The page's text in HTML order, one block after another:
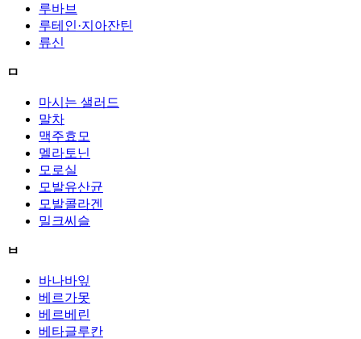
루바브
루테인·지아잔틴
류신
ㅁ
마시는 샐러드
말차
맥주효모
멜라토닌
모로실
모발유산균
모발콜라겐
밀크씨슬
ㅂ
바나바잎
베르가못
베르베린
베타글루칸